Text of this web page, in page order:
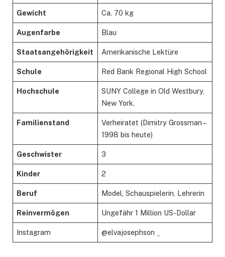
Gewicht Ca. 70 kg
Augenfarbe Blau
Staatsangehörigkeit Amerikanische Lektüre
Schule Red Bank Regional High School
Hochschule
SUNY College in Old Westbury,
New York.
Familienstand
Verheiratet (Dimitry Grossman –
1998 bis heute)
Geschwister 3
Kinder 2
Beruf Model, Schauspielerin, Lehrerin
Reinvermögen Ungefähr 1 Million US-Dollar
Instagram @elvajosephson